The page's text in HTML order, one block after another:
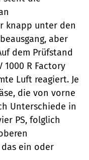
knapp unter den
aber
dem Prüfstand
1000 R Factory
Luft reagiert. Je
die von vorne
Unterschiede in
PS, folglich
ein oder